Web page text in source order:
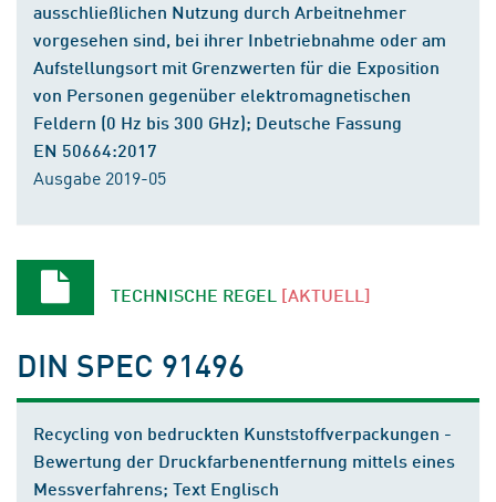
ausschließlichen Nutzung durch Arbeitnehmer
vorgesehen sind, bei ihrer Inbetriebnahme oder am
Aufstellungsort mit Grenzwerten für die Exposition
von Personen gegenüber elektromagnetischen
Feldern (0 Hz bis 300 GHz); Deutsche Fassung
EN 50664:2017
Ausgabe 2019-05
TECHNISCHE REGEL [AKTUELL]
DIN SPEC 91496
Recycling von bedruckten Kunststoffverpackungen -
Bewertung der Druckfarbenentfernung mittels eines
Messverfahrens; Text Englisch